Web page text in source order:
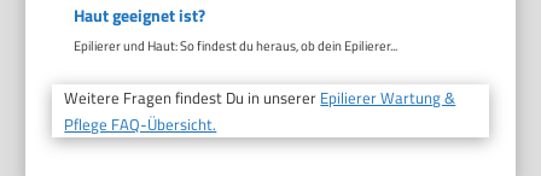
Haut geeignet ist?
Epilierer und Haut: So findest du heraus, ob dein Epilierer...
Weitere Fragen findest Du in unserer Epilierer Wartung &
Pflege FAQ-Übersicht.